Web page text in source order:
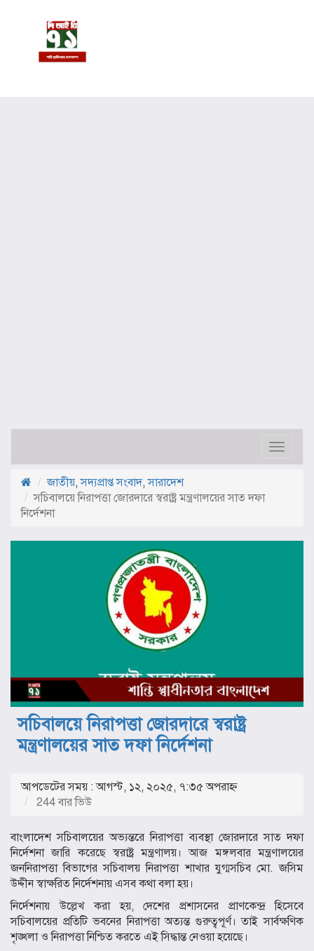
Toggle
জাতীয়,সদ্যপ্রাপ্ত সংবাদ,সারাদেশ
সচিবালয়ে নিরাপত্তা জোরদারে স্বরাষ্ট্র মন্ত্রণালয়ের সাত দফা
নির্দেশনা
সচিবালয়ে নিরাপত্তা জোরদারে স্বরাষ্ট্র
মন্ত্রণালয়ের সাত দফা নির্দেশনা
আপডেটের সময় : আগস্ট, ১২, ২০২৫, ৭:৩৫ অপরাহ্ণ
244 বার ভিউ
বাংলাদেশ সচিবালয়ের অভ্যন্তরে নিরাপত্তা ব্যবস্থা জোরদারে সাত দফা
নির্দেশনা জারি করেছে স্বরাষ্ট্র মন্ত্রণালয়। আজ মঙ্গলবার মন্ত্রণালয়ের
জননিরাপত্তা বিভাগের সচিবালয় নিরাপত্তা শাখার যুগ্মসচিব মো. জসিম
উদ্দীন স্বাক্ষরিত নির্দেশনায় এসব কথা বলা হয়।
নির্দেশনায় উল্লেখ করা হয়, দেশের প্রশাসনের প্রাণকেন্দ্র হিসেবে
সচিবালয়ের প্রতিটি ভবনের নিরাপত্তা অত্যন্ত গুরুত্বপূর্ণ। তাই সার্বক্ষণিক
শৃঙ্খলা ও নিরাপত্তা নিশ্চিত করতে এই সিদ্ধান্ত নেওয়া হয়েছে।